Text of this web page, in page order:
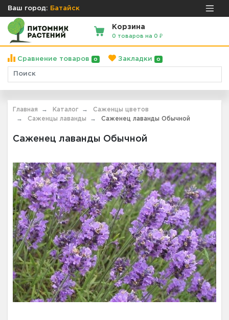
Ваш город: Батайск
Корзина
0 товаров на 0 ₽
Сравнение товаров 0 Закладки 0
Главная Каталог
Саженцы цветов
Саженцы лаванды
Саженец лаванды Обычной
Саженец лаванды Обычной